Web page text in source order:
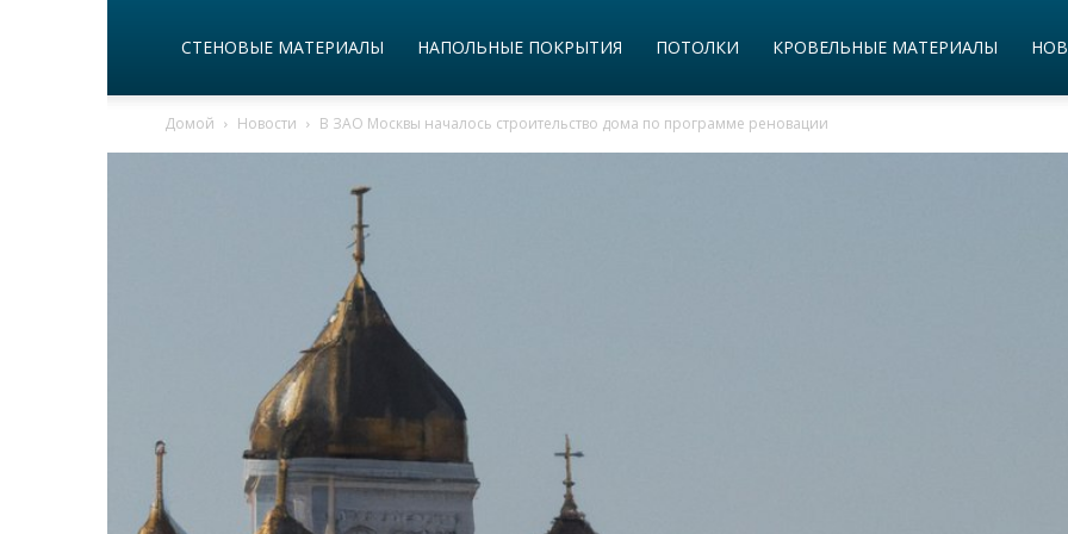
СТЕНОВЫЕ МАТЕРИАЛЫ НАПОЛЬНЫЕ ПОКРЫТИЯ ПОТОЛКИ КРОВЕЛЬНЫЕ МАТЕРИАЛЫ
Домой Новости В ЗАО Москвы началось строительство дома по программе реновации